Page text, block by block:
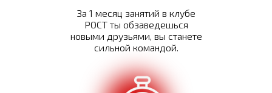
За 1 месяц занятий в клубе
РОСТ ты обзаведешься
новыми друзьями, вы станете
сильной командой.